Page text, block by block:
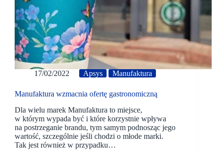
17/02/2022 Apsys Manufaktura
Manufaktura wzmacnia ofertę gastronomiczną
Dla wielu marek Manufaktura to miejsce,
w którym wypada być i które korzystnie wpływa
na postrzeganie brandu, tym samym podnosząc jego
wartość, szczególnie jeśli chodzi o młode marki.
Tak jest również w przypadku…